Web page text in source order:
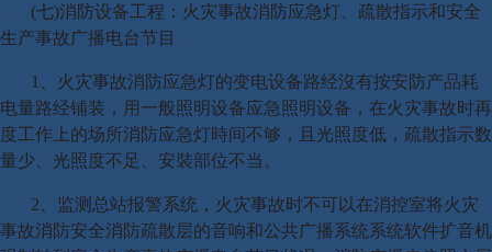
(七)消防设备工程：火灾事故消防应急灯、疏散指示和安全
生产事故广播电台节目
1、火灾事故消防应急灯的变电设备路经沒有按安防产品耗
电量路经铺装，用一般照明设备应急照明设备，在火灾事故时再
度工作上的场所消防应急灯時间不够，且光照度低，疏散指示数
量少、光照度不足、安裝部位不当。
2、监测总站报警系统，火灾事故时不可以在消控室将火灾
事故消防安全消防疏散层的音响和公共广播系统系统软件扩音机